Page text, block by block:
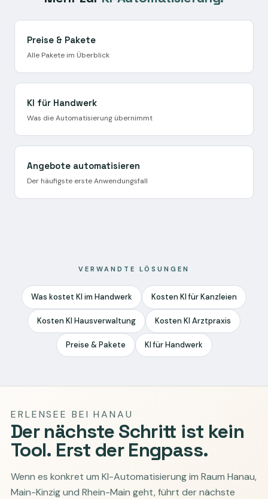
Preise & Pakete
Alle Pakete im Überblick
KI für Handwerk
Was die Automatisierung übernimmt
Angebote automatisieren
Der häufigste erste Anwendungsfall
VERWANDTE LÖSUNGEN
Was kostet KI im Handwerk Kosten KI für Kanzleien
Kosten KI Hausverwaltung Kosten KI Arztpraxis
Preise & Pakete KI für Handwerk
ERLENSEE BEI HANAU
Der nächste Schritt ist kein
Tool. Erst der Engpass.
Wenn es konkret um KI-Automatisierung im Raum Hanau,
Main-Kinzig und Rhein-Main geht, führt der nächste